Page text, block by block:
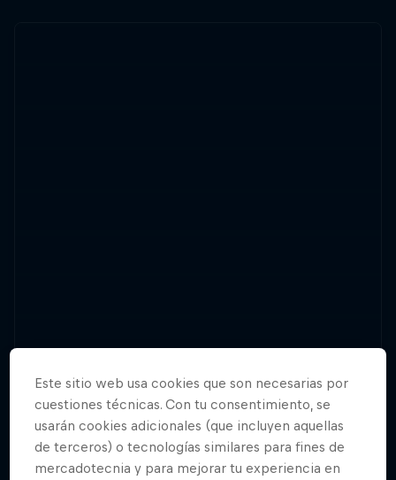
La élite del freerunning muestra sus mejores
movimientos en algunos lugares realmente
asombrosos.
Este sitio web usa cookies que son necesarias por
cuestiones técnicas. Con tu consentimiento, se
usarán cookies adicionales (que incluyen aquellas
de terceros) o tecnologías similares para fines de
mercadotecnia y para mejorar tu experiencia en